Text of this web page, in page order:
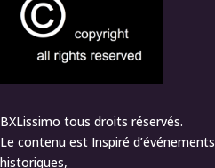
BXLissimo tous droits réservés.
Le contenu est Inspiré
historiques,